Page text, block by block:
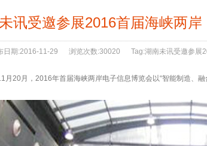
讯受邀参展2016首届海峡两
日期:2016-11-29 浏览次数:30020 Tag:湖南未讯受邀参展
20月，2016年首届海峡两岸电子信息博览会以“智能制造、